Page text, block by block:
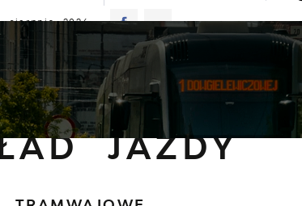
sierpnia 2026
KOMUNIKATY NASZA OFERTA
jazdy
JAZDY